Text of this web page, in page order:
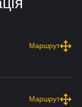
Маршрут
Маршрут